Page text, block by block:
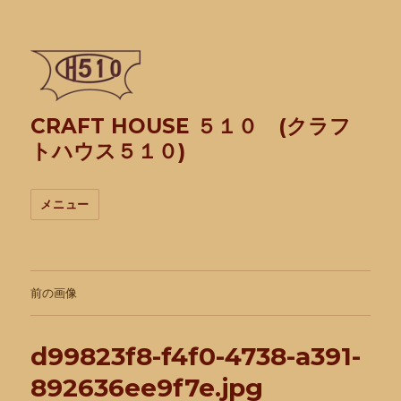
CRAFT HOUSE ５１０ (クラフ
トハウス５１０)
メニュー
前の画像
d99823f8-f4f0-4738-a391-
892636ee9f7e.jpg